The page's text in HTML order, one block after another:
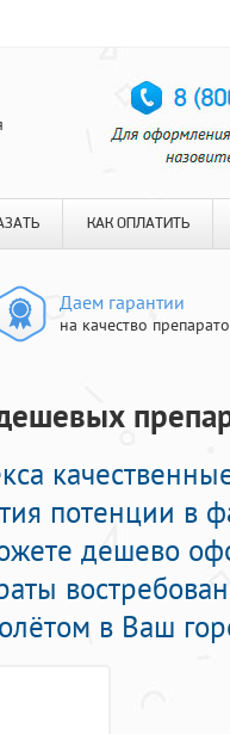
КАК ОПЛАТИТЬ
Даем гарантии
на качество
потенции в
дешево
в Ваш